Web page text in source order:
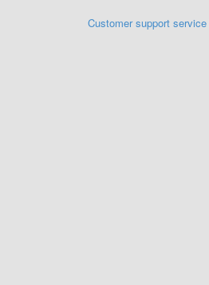
Customer support service